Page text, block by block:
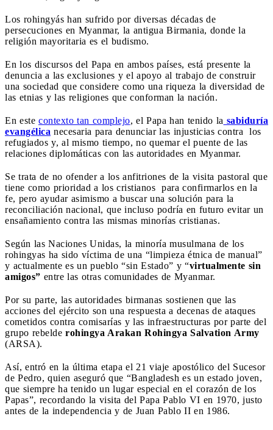
Los rohingyás han sufrido por diversas décadas de
persecuciones en Myanmar, la antigua Birmania, donde la
religión mayoritaria es el budismo.
En los discursos del Papa en ambos países, está presente la
denuncia a las exclusiones y el apoyo al trabajo de construir
una sociedad que considere como una riqueza la diversidad de
las etnias y las religiones que conforman la nación.
En este contexto tan complejo, el Papa han tenido la sabiduría
evangélica necesaria para denunciar las injusticias contra los
refugiados y, al mismo tiempo, no quemar el puente de las
relaciones diplomáticas con las autoridades en Myanmar.
Se trata de no ofender a los anfitriones de la visita pastoral que
tiene como prioridad a los cristianos para confirmarlos en la
fe, pero ayudar asimismo a buscar una solución para la
reconciliación nacional, que incluso podría en futuro evitar un
ensañamiento contra las mismas minorías cristianas.
Según las Naciones Unidas, la minoría musulmana de los
rohingyas ha sido víctima de una “limpieza étnica de manual”
y actualmente es un pueblo “sin Estado” y “virtualmente sin
amigos” entre las otras comunidades de Myanmar.
Por su parte, las autoridades birmanas sostienen que las
acciones del ejército son una respuesta a decenas de ataques
cometidos contra comisarías y las infraestructuras por parte del
grupo rebelde rohingya Arakan Rohingya Salvation Army
(ARSA).
Así, entró en la última etapa el 21 viaje apostólico del Sucesor
de Pedro, quien aseguró que “Bangladesh es un estado joven,
que siempre ha tenido un lugar especial en el corazón de los
Papas”, recordando la visita del Papa Pablo VI en 1970, justo
antes de la independencia y de Juan Pablo II en 1986.